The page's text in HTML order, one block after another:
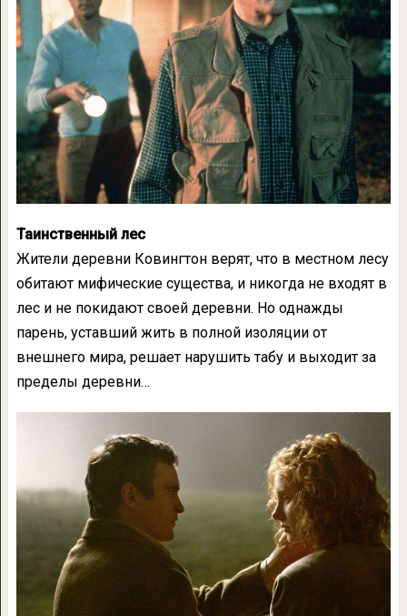
Таинственный лес
Жители деревни Ковингтон верят, что в местном лесу
обитают мифические существа, и никогда не входят в
лес и не покидают своей деревни. Но однажды
парень, уставший жить в полной изоляции от
внешнего мира, решает нарушить табу и выходит за
пределы деревни…